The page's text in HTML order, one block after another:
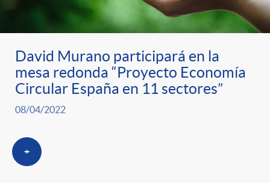
David Murano participará en la
mesa redonda “Proyecto Economía
Circular España en 11 sectores”
08/04/2022
+